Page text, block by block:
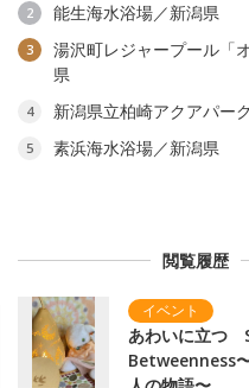
2 能生海水浴場／新潟県
3
湯沢町レジャープール「
県
4 新潟県立柏崎アクアパー
5
素浜海水浴場／新潟県
閲覧履歴
あわいに立つ
Betweenness